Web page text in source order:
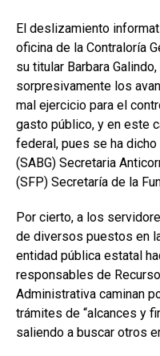
El deslizamiento
oficina de la Contraloría
su titular Barbara
sorpresivamente los
mal ejercicio para el
gasto público, y en este
federal, pues se ha
(SABG) Secretaria
(SFP) Secretaría de la
Por cierto, a los
de diversos puestos en
entidad pública estatal
responsables de
Administrativa caminan
trámites de “alcances y
saliendo a buscar otros